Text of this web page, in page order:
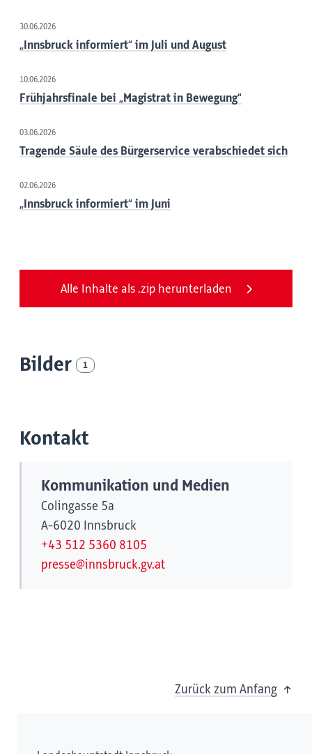
30.06.2026
„Innsbruck informiert“ im Juli und August
10.06.2026
Frühjahrsfinale bei „Magistrat in Bewegung“
03.06.2026
Tragende Säule des Bürgerservice verabschiedet sich
02.06.2026
„Innsbruck informiert“ im Juni
Alle Inhalte als .zip herunterladen
Bilder 1
Kontakt
Kommunikation und Medien
Colingasse 5a
A-6020 Innsbruck
+43 512 5360 8105
presse@innsbruck.gv.at
Zurück zum Anfang